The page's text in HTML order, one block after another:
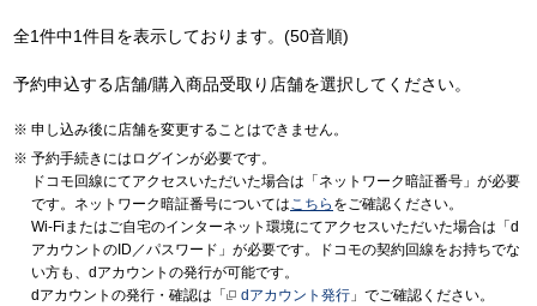
全1件中1件目を表示しております。(50音順)
予約申込する店舗/購入商品受取り店舗を選択してください。
申し込み後に店舗を変更することはできません。
予約手続きにはログインが必要です。
ドコモ回線にてアクセスいただいた場合は「ネットワーク暗証番号」が必要
です。ネットワーク暗証番号についてはこちら をご確認ください。
Wi-Fiまたはご自宅のインターネット環境にてアクセスいただいた場合は「d
アカウントのID／パスワード」が必要です。ドコモの契約回線をお持ちでな
い方も、dアカウントの発行が可能です。
dアカウントの発行・確認は「
dアカウント発行 」でご確認ください。